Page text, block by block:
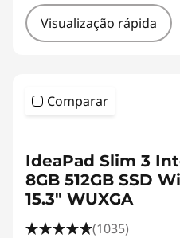
Visualização rápida
Comparar
IdeaPad Slim 3
8GB 512GB SSD
15.3" WUXGA
(1035)